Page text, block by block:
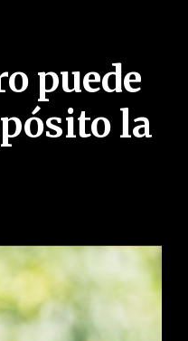
puede
la